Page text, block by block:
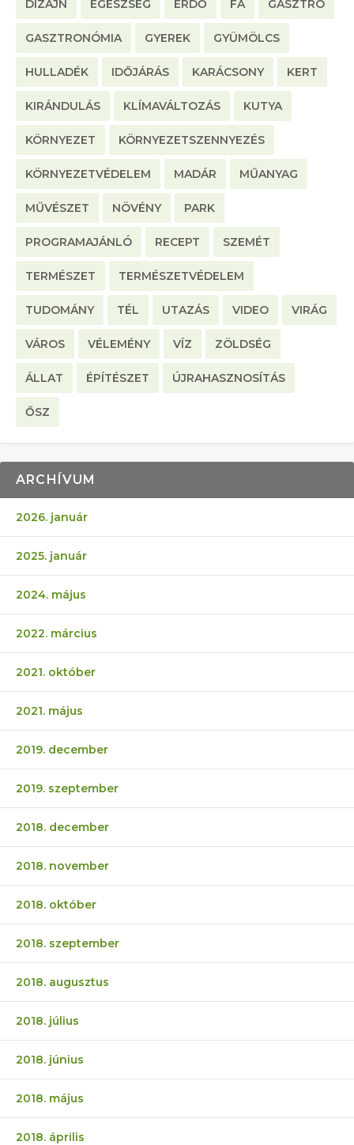
DIZÁJN EGÉSZSÉG ERDŐ FA GASZTRO
GASZTRONÓMIA GYEREK GYÜMÖLCS
HULLADÉK IDŐJÁRÁS KARÁCSONY KERT
KIRÁNDULÁS KLÍMAVÁLTOZÁS KUTYA
KÖRNYEZET KÖRNYEZETSZENNYEZÉS
KÖRNYEZETVÉDELEM MADÁR MŰANYAG
MŰVÉSZET NÖVÉNY PARK
PROGRAMAJÁNLÓ RECEPT SZEMÉT
TERMÉSZET TERMÉSZETVÉDELEM
TUDOMÁNY TÉL UTAZÁS VIDEO VIRÁG
VÁROS VÉLEMÉNY VÍZ ZÖLDSÉG
ÁLLAT ÉPÍTÉSZET ÚJRAHASZNOSÍTÁS
ŐSZ
ARCHÍVUM
2026. január
2025. január
2024. május
2022. március
2021. október
2021. május
2019. december
2019. szeptember
2018. december
2018. november
2018. október
2018. szeptember
2018. augusztus
2018. július
2018. június
2018. május
2018. április